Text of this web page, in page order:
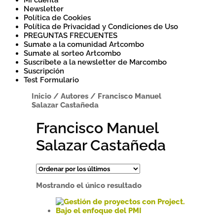
Newsletter
Política de Cookies
Política de Privacidad y Condiciones de Uso
PREGUNTAS FRECUENTES
Sumate a la comunidad Artcombo
Sumate al sorteo Artcombo
Suscríbete a la newsletter de Marcombo
Suscripción
Test Formulario
Inicio /Autores / Francisco Manuel
Salazar Castañeda
Francisco Manuel
Salazar Castañeda
Mostrando el único resultado